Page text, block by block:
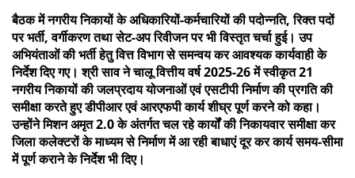
बैठक में नगरीय निकायों के अधिकारियों-कर्मचारियों की पदोन्नति, रिक्त पदों
पर भर्ती, वर्गीकरण तथा सेट-अप रिवीजन पर भी विस्तृत चर्चा हुई। उप
अभियंताओं की भर्ती हेतु वित्त विभाग से समन्वय कर आवश्यक कार्यवाही के
निर्देश दिए गए। श्री साव ने चालू वित्तीय वर्ष 2025-26 में स्वीकृत 21
नगरीय निकायों की जलप्रदाय योजनाओं एवं एसटीपी निर्माण की प्रगति की
समीक्षा करते हुए डीपीआर एवं आरएफपी कार्य शीघ्र पूर्ण करने को कहा।
उन्होंने मिशन अमृत 2.0 के अंतर्गत चल रहे कार्यों की निकायवार समीक्षा कर
जिला कलेक्टरों के माध्यम से निर्माण में आ रही बाधाएं दूर कर कार्य समय-सीमा
में पूर्ण कराने के निर्देश भी दिए।